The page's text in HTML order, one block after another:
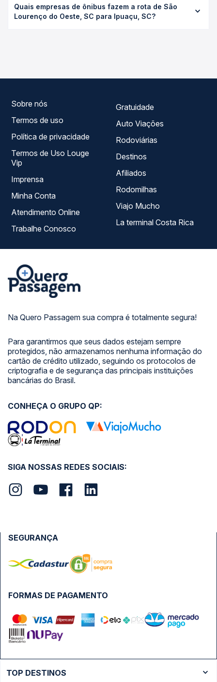
duração exata de cada opção na data desejada.
Oeste, SC para Ipuaçu, SC custa em média R$ 31,98 e
varia conforme a data da viagem, a empresa, o tipo de
Quais empresas de ônibus fazem a rota de São
Lourenço do Oeste, SC para Ipuaçu, SC?
Na Quero Passagem sua compra é totalmente segura!
Para garantirmos que seus dados estejam sempre
protegidos, não armazenamos nenhuma informação do
cartão de crédito utilizado, seguindo os protocolos de
criptografia e de segurança das principais instituições
bancárias do Brasil.
Sobre nós
Termos de uso
Política de privacidade
Termos de Uso Louge
Vip
Imprensa
Minha Conta
Atendimento Online
Trabalhe Conosco
Gratuidade
Auto Viações
Rodoviárias
Destinos
Afiliados
Rodomilhas
Viajo Mucho
La terminal Costa Rica
SIGA NOSSAS REDES SOCIAIS:
CONHEÇA O GRUPO QP:
FORMAS DE PAGAMENTO
SEGURANÇA
TOP DESTINOS